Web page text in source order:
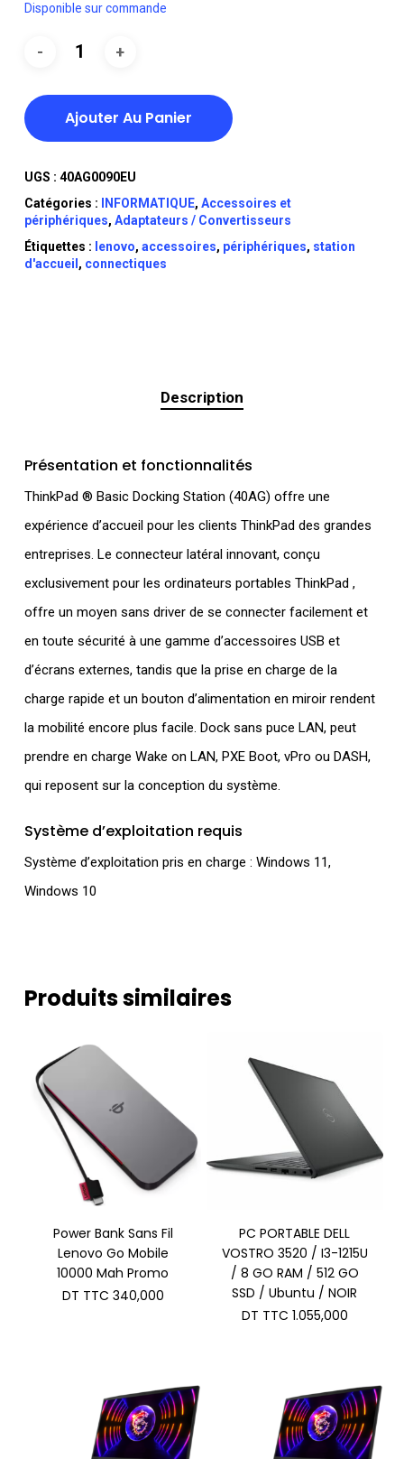
Disponible sur commande
Ajouter Au Panier
UGS : 40AG0090EU
Catégories :
INFORMATIQUE, Accessoires et
périphériques, Adaptateurs / Convertisseurs
Étiquettes : lenovo, accessoires, périphériques, station
d'accueil , connectiques
Description
Présentation et fonctionnalités
ThinkPad ® Basic Docking Station (40AG) offre une
expérience d’accueil pour les clients ThinkPad des grandes
entreprises. Le connecteur latéral innovant, conçu
exclusivement pour les ordinateurs portables ThinkPad ,
offre un moyen sans driver de se connecter facilement et
en toute sécurité à une gamme d’accessoires USB et
d’écrans externes, tandis que la prise en charge de la
charge rapide et un bouton d’alimentation en miroir rendent
la mobilité encore plus facile. Dock sans puce LAN, peut
prendre en charge Wake on LAN, PXE Boot, vPro ou DASH,
qui reposent sur la conception du système.
Système d’exploitation requis
Système d’exploitation pris en charge : Windows 11,
Windows 10
Produits similaires
Power Bank Sans Fil
Lenovo Go Mobile
10000 Mah Promo
DT TTC 340,000
PC PORTABLE DELL
VOSTRO 3520 / I3-1215U
/ 8 GO RAM / 512 GO
SSD / Ubuntu / NOIR
DT TTC 1.055,000